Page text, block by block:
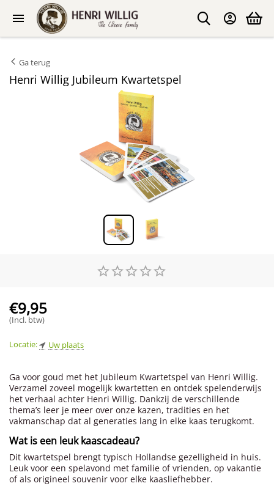
Ga terug
Henri Willig Jubileum Kwartetspel
€9,95
(Incl. btw)
Locatie: Uw plaats
Ga voor goud met het Jubileum Kwartetspel van Henri Willig.
Verzamel zoveel mogelijk kwartetten en ontdek spelenderwijs
het verhaal achter Henri Willig. Dankzij de verschillende
thema’s leer je meer over onze kazen, tradities en het
vakmanschap dat al generaties lang in elke kaas terugkomt.
Wat is een leuk kaascadeau?
Dit kwartetspel brengt typisch Hollandse gezelligheid in huis.
Leuk voor een spelavond met familie of vrienden, op vakantie
of als origineel souvenir voor elke kaasliefhebber.